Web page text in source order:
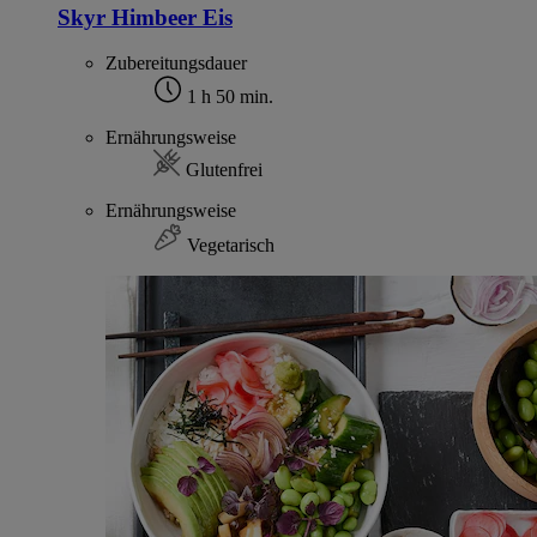
Skyr Himbeer Eis
Zubereitungsdauer
1 h 50 min.
Ernährungsweise
Glutenfrei
Ernährungsweise
Vegetarisch